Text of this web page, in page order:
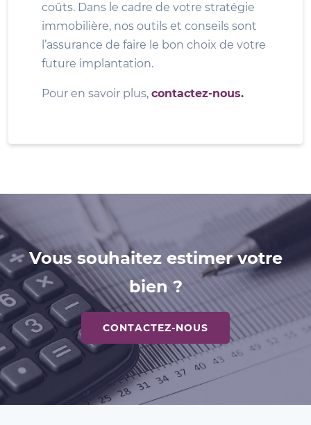
coûts. Dans le cadre de votre stratégie
immobilière, nos outils et conseils sont
l’assurance de faire le bon choix de votre
future implantation.
Pour en savoir plus, contactez-nous.
Vous souhaitez estimer votre
bien ?
CONTACTEZ-NOUS